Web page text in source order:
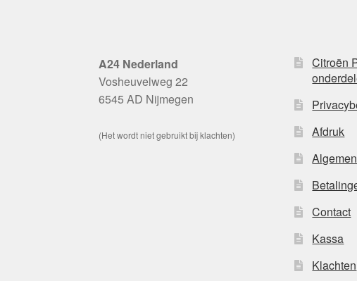
A24 Nederland
Vosheuvelweg 22
6545 AD Nijmegen
(Het wordt niet gebruikt bij klachten)
Citroën
Afdruk
Contact
Kassa
Klachten